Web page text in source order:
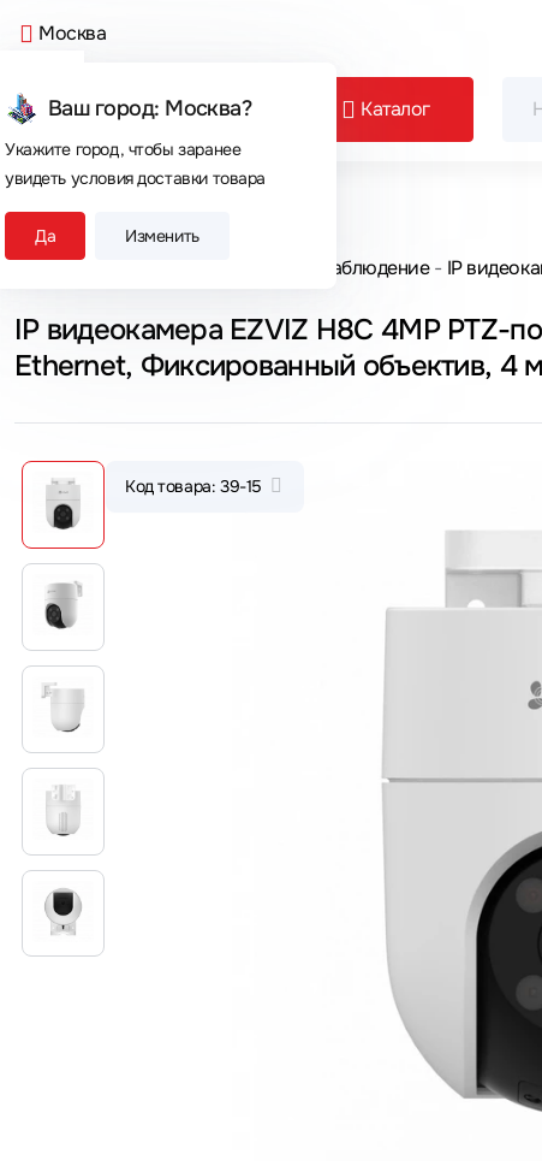
Москва
Ваш город: Москва?
Укажите город, чтобы заранее
увидеть условия доставки товара
Да Изменить
Каталог
Сегодня покупают
Главная Видеонаблюдение IP
IP видеокамера EZVIZ H8C 4MP PTZ-
Ethernet, Фиксированный объектив, 4
Код товара: 39-15